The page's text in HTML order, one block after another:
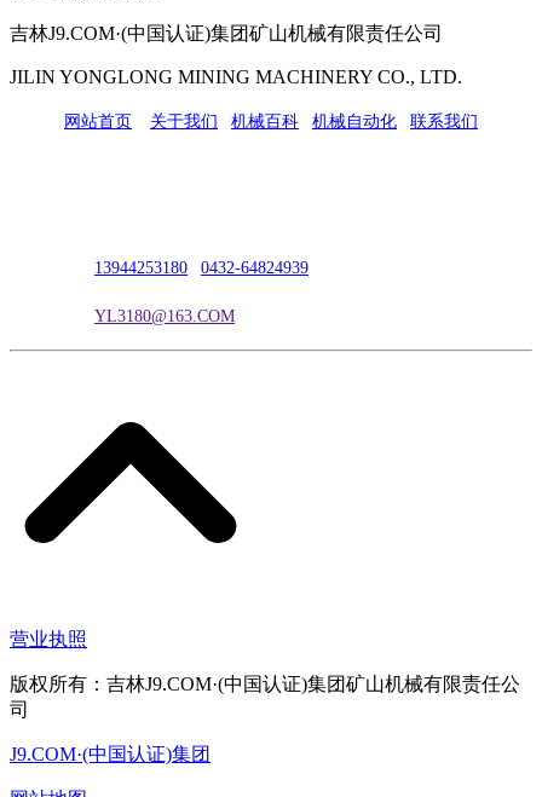
吉林J9.COM·(中国认证)集团矿山机械有限责任公司
JILIN YONGLONG MINING MACHINERY CO., LTD.
网站首页 关于我们 机械百科 机械自动化 联系我们
13944253180 0432-64824939
YL3180@163.COM
营业执照
版权所有：吉林J9.COM·(中国认证)集团矿山机械有限责任公
司
J9.COM·(中国认证)集团